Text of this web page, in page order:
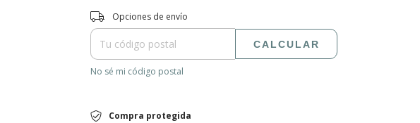
Entregas para el CP:
Opciones de envío
CALCULAR
No sé mi código postal
Compra protegida